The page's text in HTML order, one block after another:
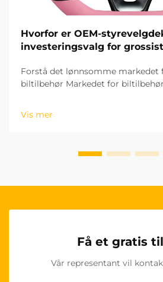
Hvorfor er OEM-
investeringsvalg for
Forstå det lønnsomme markedet
biltilbehør Markedet for
spesielt lønnsomt
Disse høykvalitetsproduktene...
Vis mer
Få et gratis
Vår representant vil